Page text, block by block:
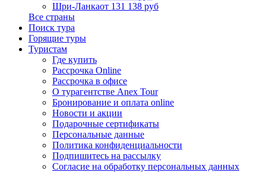
Шри-Ланкаот 131 138 руб
Все страны
Поиск тура
Горящие туры
Туристам
Где купить
Рассрочка Online
Рассрочка в офисе
О турагентстве Anex Tour
Бронирование и оплата online
Новости и акции
Подарочные сертификаты
Персональные данные
Политика конфиденциальности
Подпишитесь на рассылку
Согласие на обработку персональных данных